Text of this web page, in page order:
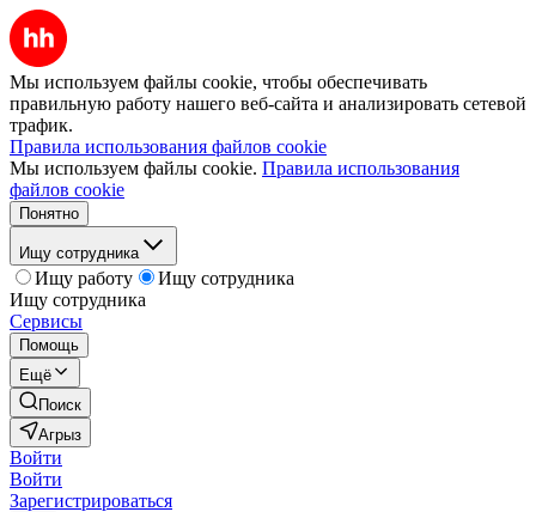
Мы используем файлы cookie, чтобы обеспечивать
правильную работу нашего веб-сайта и анализировать сетевой
трафик.
Правила использования файлов cookie
Мы используем файлы cookie. Правила использования
файлов cookie
Понятно
Ищу сотрудника
Ищу работу
Ищу сотрудника
Ищу сотрудника
Сервисы
Помощь
Ещё
Поиск
Агрыз
Войти
Войти
Зарегистрироваться